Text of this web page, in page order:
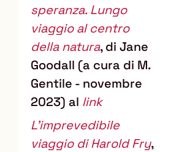
speranza. Lungo
viaggio al centro
della natura, di Jane
Goodall (a cura di M.
Gentile - novembre
2023) al link
L'imprevedibile
viaggio di Harold Fry,